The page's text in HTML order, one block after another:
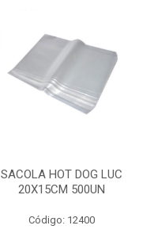
SACOLA HOT DOG LUC
20X15CM 500UN
Código: 12400